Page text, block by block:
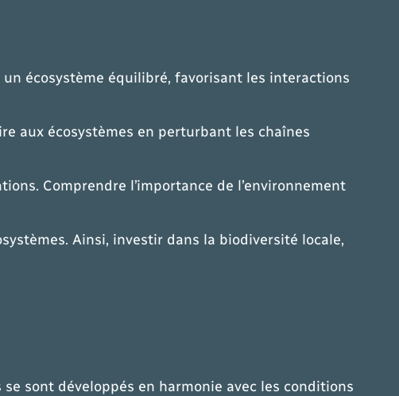
écosystème équilibré, favorisant les interactions
aux écosystèmes en perturbant les chaînes
Comprendre l’importance de l’environnement
Ainsi, investir dans la biodiversité locale,
sont développés en harmonie avec les conditions